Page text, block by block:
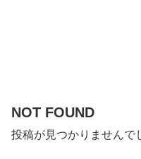
NOT FOUND
投稿が見つかりませんで